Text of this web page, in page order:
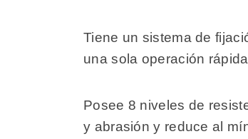
Tiene un sistema de
una sola operación
Posee 8 niveles de
y abrasión y reduce al